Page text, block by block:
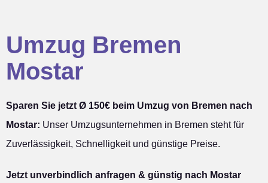
Umzug Bremen
Mostar
Sparen Sie jetzt Ø 150€ beim Umzug von Bremen nach
Mostar: Unser Umzugsunternehmen in Bremen steht für
Zuverlässigkeit, Schnelligkeit und günstige Preise.
Jetzt unverbindlich anfragen & günstig nach Mostar